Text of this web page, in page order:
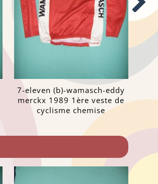
7-eleven (b)-wamasch-eddy
merckx 1989 1ère veste de
cyclisme chemise